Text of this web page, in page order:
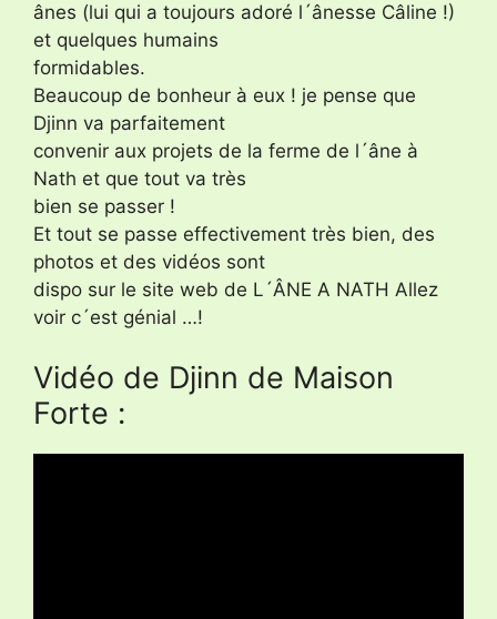
ânes (lui qui a toujours adoré l´ânesse Câline !)
et quelques humains
formidables.
Beaucoup de bonheur à eux ! je pense que
Djinn va parfaitement
convenir aux projets de la ferme de l´âne à
Nath et que tout va très
bien se passer !
Et tout se passe effectivement très bien, des
photos et des vidéos sont
dispo sur le site web de L´ÂNE A NATH Allez
voir c´est génial …!
Vidéo de Djinn de Maison
Forte :